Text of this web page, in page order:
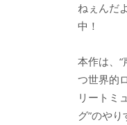
ねぇんだ
中！
本作は、“
つ世界的
リートミ
グ”のや